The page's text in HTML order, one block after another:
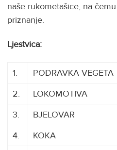
naše rukometašice, na
priznanje.
Ljestvica:
1. PODRAVKA VEGETA
2.
LOKOMOTIVA
3.
BJELOVAR
4.
KOKA